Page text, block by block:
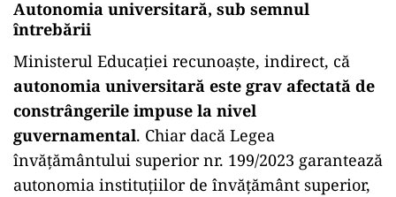
Autonomia universitară, sub semnul
întrebării
Ministerul Educației recunoaște, indirect, că
autonomia universitară este grav afectată de
constrângerile impuse la nivel
guvernamental. Chiar dacă Legea
învățământului superior nr. 199/2023 garantează
autonomia instituțiilor de învățământ superior,